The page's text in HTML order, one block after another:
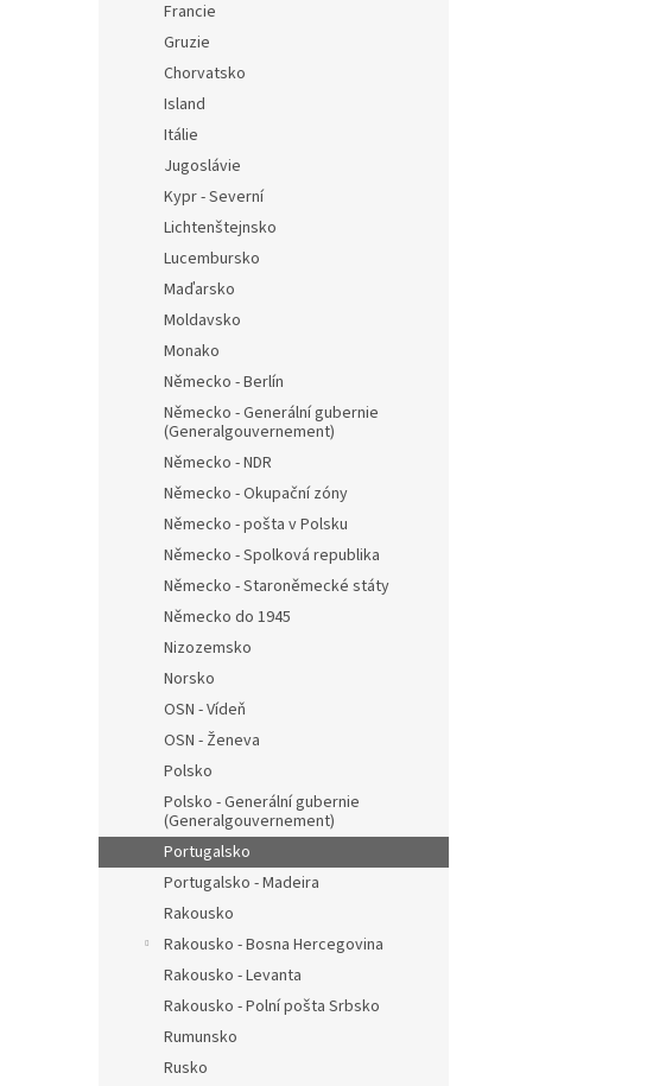
Francie
Gruzie
Chorvatsko
Island
Itálie
Jugoslávie
Kypr - Severní
Lichtenštejnsko
Lucembursko
Maďarsko
Moldavsko
Monako
Německo - Berlín
Německo - Generální gubernie
(Generalgouvernement)
Německo - NDR
Německo - Okupační zóny
Německo - pošta v Polsku
Německo - Spolková republika
Německo - Staroněmecké státy
Německo do 1945
Nizozemsko
Norsko
OSN - Vídeň
OSN - Ženeva
Polsko
Polsko - Generální gubernie
(Generalgouvernement)
Portugalsko
Portugalsko - Madeira
Rakousko
Rakousko - Bosna Hercegovina
Rakousko - Levanta
Rakousko - Polní pošta Srbsko
Rumunsko
Rusko